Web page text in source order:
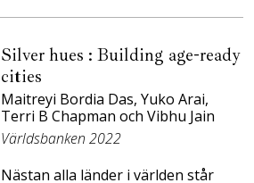
Silver hues : Building age-ready
cities
Maitreyi Bordia Das, Yuko Arai,
Terri B Chapman och Vibhu Jain
Världsbanken 2022
Nästan alla länder i världen står